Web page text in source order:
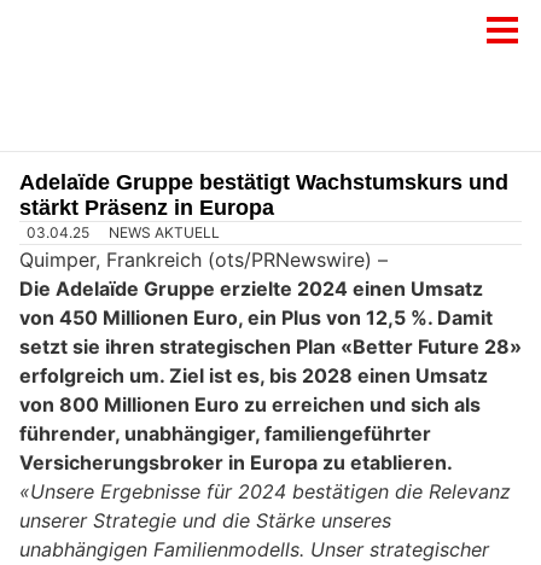
Adelaïde Gruppe bestätigt Wachstumskurs und
stärkt Präsenz in Europa
03.04.25 NEWS AKTUELL
Quimper, Frankreich (ots/PRNewswire) –
Die Adelaïde Gruppe erzielte 2024 einen Umsatz
von 450 Millionen Euro, ein Plus von 12,5 %. Damit
setzt sie ihren strategischen Plan «Better Future 28»
erfolgreich um. Ziel ist es, bis 2028 einen Umsatz
von 800 Millionen Euro zu erreichen und sich als
führender, unabhängiger, familiengeführter
Versicherungsbroker in Europa zu etablieren.
«Unsere Ergebnisse für 2024 bestätigen die Relevanz
unserer Strategie und die Stärke unseres
unabhängigen Familienmodells. Unser strategischer